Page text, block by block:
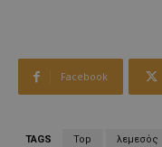
Facebook
TAGS Top λεμεσός